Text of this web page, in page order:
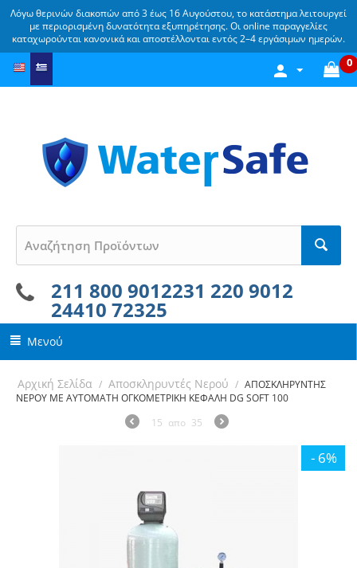
Λόγω θερινών διακοπών από 3 έως 16 Αυγούστου, το κατάστημα λειτουργεί
με περιορισμένη δυνατότητα εξυπηρέτησης. Οι online παραγγελίες
καταχωρούνται κανονικά και αποστέλλονται εντός 2–4 εργάσιμων ημερών.
0
211 800 9012231 220 9012
24410 72325
Μενού
Αρχική Σελίδα / Αποσκληρυντές Νερού / ΑΠΟΣΚΛΗΡΥΝΤΗΣ
ΝΕΡΟΥ ΜΕ ΑΥΤΟΜΑΤΗ ΟΓΚΟΜΕΤΡΙΚΗ ΚΕΦΑΛΗ DG SOFT 100
15 απο 35
- 6%